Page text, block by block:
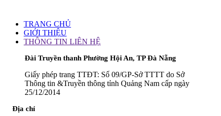
TRANG CHỦ
GIỚI THIỆU
THÔNG TIN LIÊN HỆ
Đài Truyền thanh Phường Hội An, TP Đà Nẵng
Giấy phép trang TTĐT: Số 09/GP-Sở TTTT do Sở
Thông tin &Truyền thông tỉnh Quảng Nam cấp ngày
25/12/2014
Địa chỉ